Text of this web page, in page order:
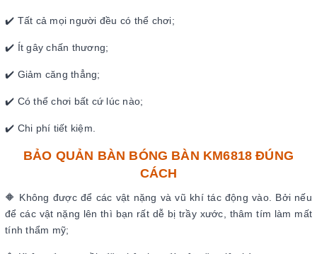
✔️ Tất cả mọi người đều có thể chơi;
✔️ Ít gây chấn thương;
✔️ Giảm căng thẳng;
✔️ Có thể chơi bất cứ lúc nào;
✔️ Chi phí tiết kiệm.
BẢO QUẢN BÀN BÓNG BÀN KM6818 ĐÚNG
CÁCH
🔶 Không được để các vật nặng và vũ khí tác động vào. Bởi nếu
để các vật nặng lên thì bạn rất dễ bị trầy xước, thâm tím làm mất
tính thẩm mỹ;